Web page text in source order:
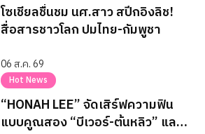
โซเชียลชื่นชม นศ.สาว สปีกอิงลิช!
สื่อสารชาวโลก ปมไทย-กัมพูชา
06 ส.ค. 69
Hot News
“HONAH LEE” จัดเสิร์ฟความฟิน
แบบคูณสอง “บีเวอร์-ต้นหลิว” และ